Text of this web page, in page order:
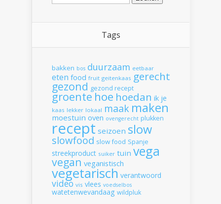
Tags
bakken bos duurzaam eetbaar
eten food fruit geitenkaas gerecht
gezond gezond recept
groente hoe hoedan ik je
kaas lekker lokaal maak maken
moestuin oven ovengerecht plukken
recept seizoen slow
slowfood slow food Spanje
streekproduct suiker tuin vega
vegan veganistisch
vegetarisch verantwoord
video vis vlees voedselbos
watetenwevandaag wildpluk